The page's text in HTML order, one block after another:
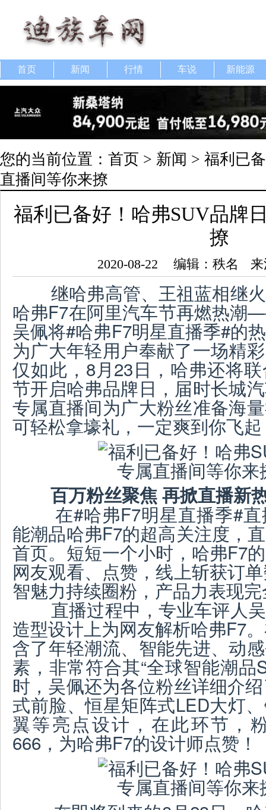
首页 新闻 行情 车说 新能源
您的当前位置： 首页 > 新闻 > 福利已
直播间等你来撩
福利已备好！哈弗SUV品牌
撩
2020-08-22 编辑：秩名
继哈弗高管、王祖蓝相继火
哈弗F7在阿里汽车节再燃热
吴佩将#哈弗F7明星直播季#的
为广大年轻用户奉献了一场精
仅如此，8月23日，哈弗还将
节开启哈弗品牌日，届时长城
专属直播间为广大粉丝准备海
可轻松拿壕礼，一定爽到你飞
百万粉丝聚焦 再掀直播新
在#哈弗F7明星直播季#直
能潮品哈弗F7的超高关注度，
首页。短短一个小时，哈弗F7
网友观看、点赞，线上斩获订
智魅力持续圈粉，产品力表现
直播过程中，专业车评人吴
造型设计上为网友解析哈弗F7
含了年轻潮流、智能先进、动
素，非常符合其“全球智能潮品
时，吴佩还为各位粉丝详细介
式前脸、恒星矩阵式LED大灯
翼等亮点设计，在此环节，
666，为哈弗F7的设计师点赞！